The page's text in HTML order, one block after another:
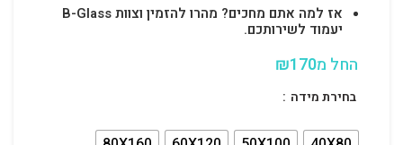
אז למה אתם מחכים? מהרו להזמין וצוות B-Glass
יעמוד לשירותכם.
החל מ ₪170
בחירת מידה